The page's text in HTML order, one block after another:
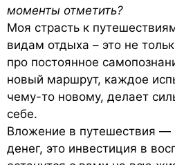
моменты отметить?
Моя страсть к
видам отдыха – это не
про постоянное
новый маршрут, каждое
чему-то новому, делает
себе.
Вложение в путешествия —
денег, это инвестиция в